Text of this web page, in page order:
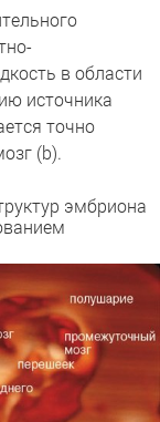
в области
источника
точно
(b).
эмбриона